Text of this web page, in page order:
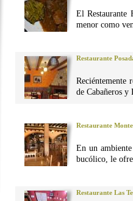
El Restaurante
menor como
Restaurante
Reciéntemente
de Cabañeros y
Restaurante
En un
bucólico, le
Restaurante Las